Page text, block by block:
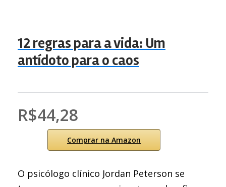
12 regras para a vida: Um
antídoto para o caos
R$44,28
Comprar na Amazon
O psicólogo clínico Jordan Peterson se